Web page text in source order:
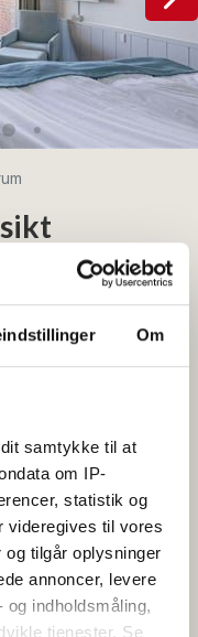
Om
samtykke til at
om IP-
statistik og
videregives til vores
tilgår oplysninger
annoncer, levere
og indholdsmåling,
tjenester. Se
balkong